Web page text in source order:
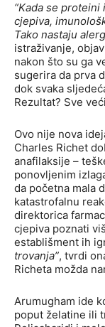
“Kada se
cjepiva,
Tako nastaju
istraživanje,
nakon što su ga
sugerira da prva
dok svaka
Rezultat? Sve
Ovo nije nova
Charles Richet
anafilaksije –
ponovljenim
da početna mala
katastrofalnu
direktorica
cjepiva poznati
establišment ih
trovanja”, tvrdi
Richeta možda
Arumugham ide
poput želatine ili